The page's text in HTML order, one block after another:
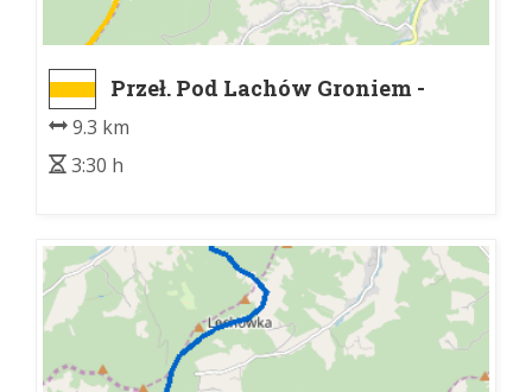
Przeł. Pod Lachów Groniem -
9.3 km
3:30 h